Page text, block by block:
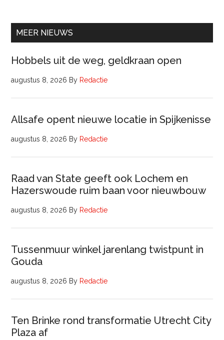
MEER NIEUWS
Hobbels uit de weg, geldkraan open
augustus 8, 2026 By Redactie
Allsafe opent nieuwe locatie in Spijkenisse
augustus 8, 2026 By Redactie
Raad van State geeft ook Lochem en
Hazerswoude ruim baan voor nieuwbouw
augustus 8, 2026 By Redactie
Tussenmuur winkel jarenlang twistpunt in
Gouda
augustus 8, 2026 By Redactie
Ten Brinke rond transformatie Utrecht City
Plaza af